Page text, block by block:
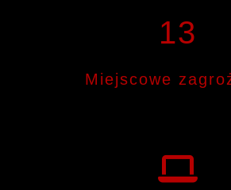
13
Miejscowe